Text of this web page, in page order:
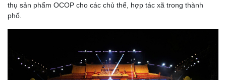
thụ sản phẩm OCOP cho các chủ thể, hợp tác xã trong thành
phố.